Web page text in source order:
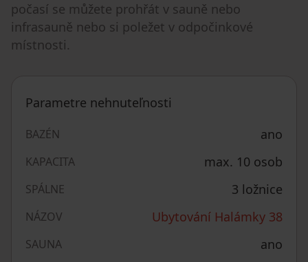
počasí se můžete prohřát v sauně nebo
infrasauně nebo si poležet v odpočinkové
místnosti.
Parametre nehnuteľnosti
BAZÉN ano
KAPACITA max. 10 osob
SPÁLNE 3 ložnice
NÁZOV Ubytování Halámky 38
SAUNA ano